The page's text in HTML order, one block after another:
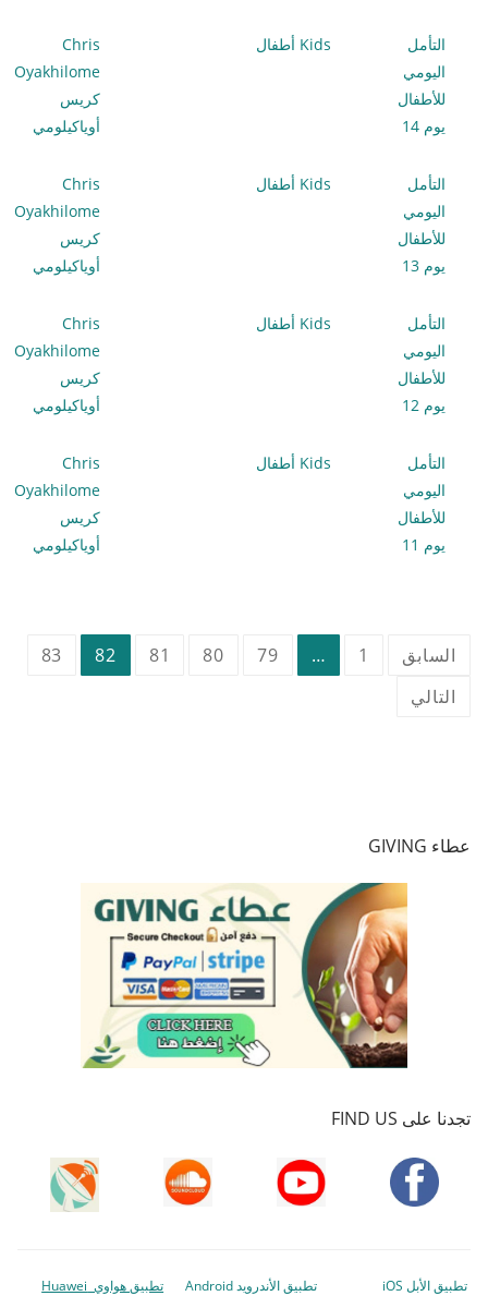
التأمل
اليومي
للأطفال
يوم 14
Kids أطفال
Chris
Oyakhilome
كريس
أوياكيلومي
التأمل
اليومي
للأطفال
يوم 13
Kids أطفال
Chris
Oyakhilome
كريس
أوياكيلومي
التأمل
اليومي
للأطفال
يوم 12
Kids أطفال
Chris
Oyakhilome
كريس
أوياكيلومي
التأمل
اليومي
للأطفال
يوم 11
Kids أطفال
Chris
Oyakhilome
كريس
أوياكيلومي
تعدد
صفحات
السابق 1
…
79
80
81
82
83
التالي
عطاء GIVING
تجدنا على FIND US
تطبيق الأبل iOS تطبيق الأندرويد Android تطبيق هواوي Huawei